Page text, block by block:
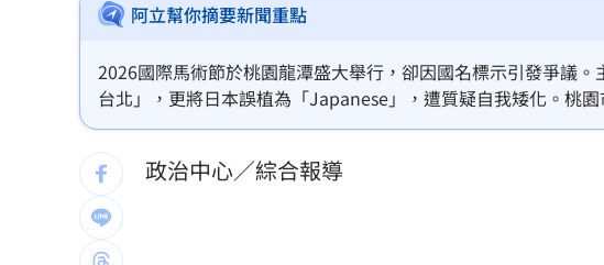
黃禎憲診所挺蔣舊照遭出征！老病患不忍了
陳傑憲炸裂2分砲 統一狂掃13安痛宰味全 21:41
偷吃人妻挨告 小王反控她是時間管理大師
公車毒駕出事故？欣欣客運全員尿檢出爐！
阿立幫你摘要新聞重點
2026國際馬術節於桃園龍潭盛大舉行，卻因國名標示引發爭議
台北」，更將日本誤植為「Japanese」，遭質疑自我矮化。桃
全面撤回今年賽事補助並拔除指導單位頭銜，明年亦拒絕贊助
輿論，市府強硬態度展現維護主權立場。
政治中心／綜合報導